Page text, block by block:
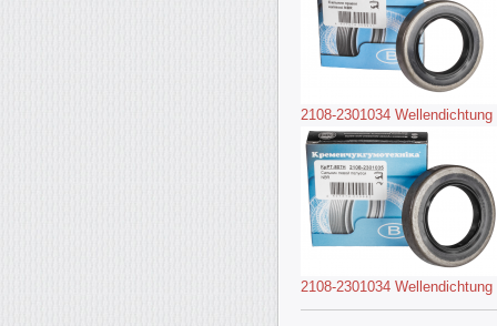
2108-2301034
2108-2301034